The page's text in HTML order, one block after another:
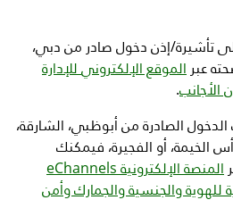
تأشيرة/إذن دخول صادر من دبي،
عبر الموقع الإلكتروني للإدارة
الأجانب.
الدخول الصادرة من أبوظبي، الشارقة،
الخيمة، أو الفجيرة، فيمكنك
المنصة الإلكترونية eChannels
للهوية والجنسية والجمارك وأمن